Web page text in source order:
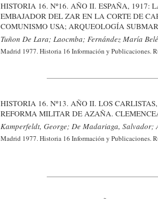
HISTORIA 16. Nº16. AÑO II. ESPAÑA, 1917:
EMBAJADOR DEL ZAR EN LA CORTE DE
COMUNISMO USA; ARQUEOLOGÍA
Tuñon De Lara; Laocmba; Fernández María
Madrid 1977. Historia 16 Información y Publicaciones.
HISTORIA 16. Nº13. AÑO II. LOS
REFORMA MILITAR DE AZAÑA.
Kamperfeldt, George; De Madariaga, Salvador;
Madrid 1977. Historia 16 Información y Publicaciones.